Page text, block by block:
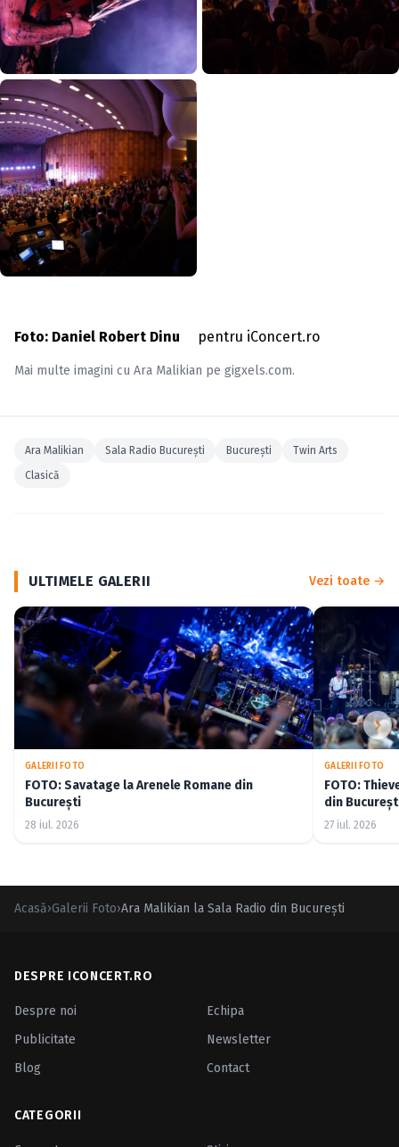
Foto: Daniel Robert Dinu pentru iConcert.ro
Mai multe imagini cu Ara Malikian pe gigxels.com.
Ara Malikian Sala Radio Bucureşti Bucureşti
Twin Arts
Clasică
ULTIMELE GALERII Vezi toate →
GALERII FOTO
FOTO: Savatage la Arenele Romane din
București
28 iul. 2026
GALERII FOTO
FOTO:
din
27 iul. 2026
Acasă›Galerii Foto›Ara Malikian la Sala Radio din Bucureşti
DESPRE ICONCERT.RO
Despre noi
Echipa
Publicitate
Newsletter
Blog
Contact
CATEGORII